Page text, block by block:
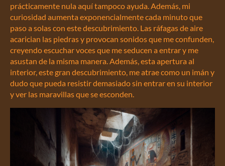
prácticamente nula aquí tampoco ayuda. Además, mi
curiosidad aumenta exponencialmente cada minuto que
paso a solas con este descubrimiento. Las ráfagas de aire
acarician las piedras y provocan sonidos que me confunden,
creyendo escuchar voces que me seducen a entrar y me
asustan de la misma manera. Además, esta apertura al
interior, este gran descubrimiento, me atrae como un imán y
dudo que pueda resistir demasiado sin entrar en su interior
y ver las maravillas que se esconden.